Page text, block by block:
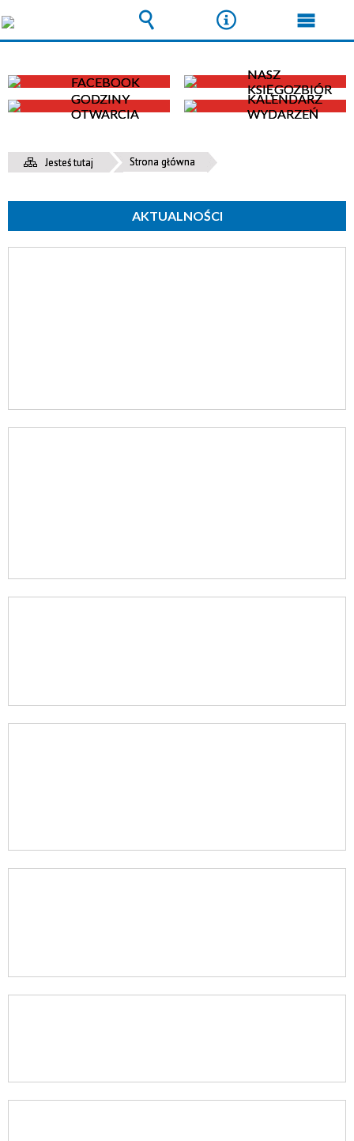
FACEBOOK
NASZ
KSIĘGOZBIÓR
GODZINY
OTWARCIA
KALENDARZ
WYDARZEŃ
Jesteś tutaj Strona główna
AKTUALNOŚCI
Wyszukiwarka
NarzędziaMenu